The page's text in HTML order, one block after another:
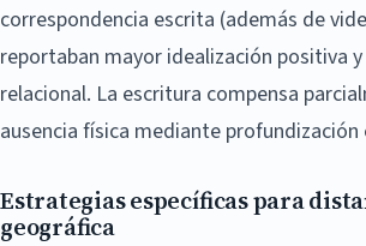
correspondencia escrita (además de
reportaban mayor idealización positiva
relacional. La escritura compensa
ausencia física mediante profundización
Estrategias específicas para
geográfica